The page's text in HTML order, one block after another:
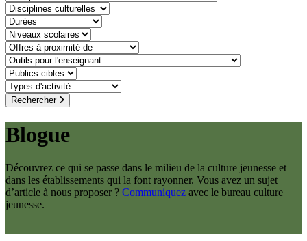
discipline-culturelle
duree
niveaux-scolaires
offre-a-proximite-de
outil-pour-lenseignant
public-cible
type-dactivite
Rechercher
Blogue
Découvrez ce qui se passe dans le milieu de la culture jeunesse et
dans les établissements qui la font rayonner. Vous avez un sujet
d’article à nous proposer ? Communiquez avec le bureau culture
jeunesse.